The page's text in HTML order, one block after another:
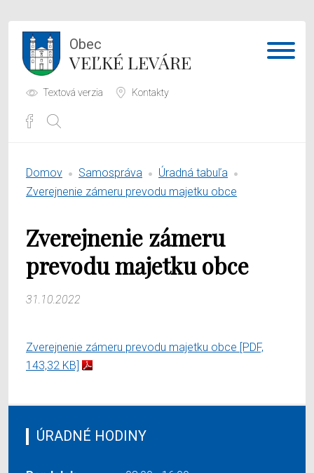
Obec
VEĽKÉ LEVÁRE
Textová verzia Kontakty
Samospráva
Domov Samospráva
Úradná tabuľa
Zverejnenie zámeru prevodu majetku obce
Zverejnenie zámeru
prevodu majetku obce
31.10.2022
Zverejnenie zámeru prevodu majetku obce [PDF,
143,32 KB]
ÚRADNÉ HODINY